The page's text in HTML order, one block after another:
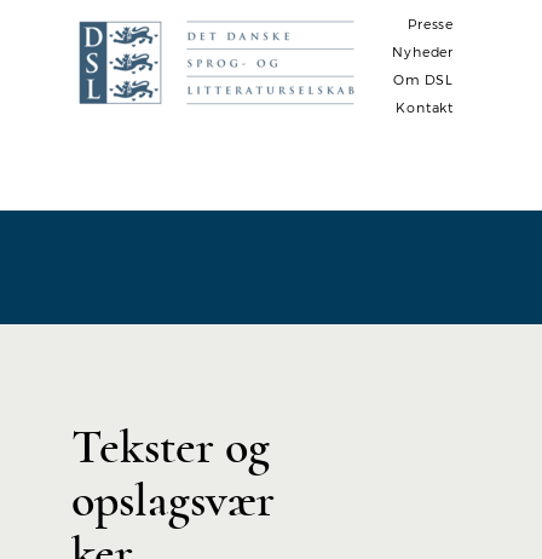
Presse
Nyheder
Om DSL
Kontakt
g
Tekster og
opslagsvær